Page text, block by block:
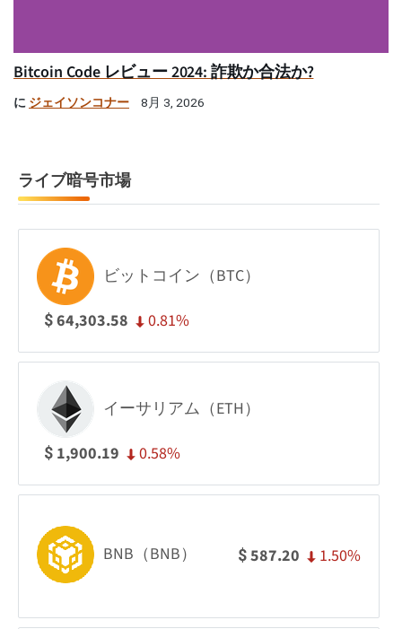
Bitcoin Code レビュー 2024: 詐欺か合法か?
に ジェイソンコナー 8月 3, 2026
ライブ暗号市場
ビットコイン（BTC）
$64,303.58 0.81%
イーサリアム（ETH）
$ 1,900.19 0.58%
BNB（BNB） $587.20 1.50%